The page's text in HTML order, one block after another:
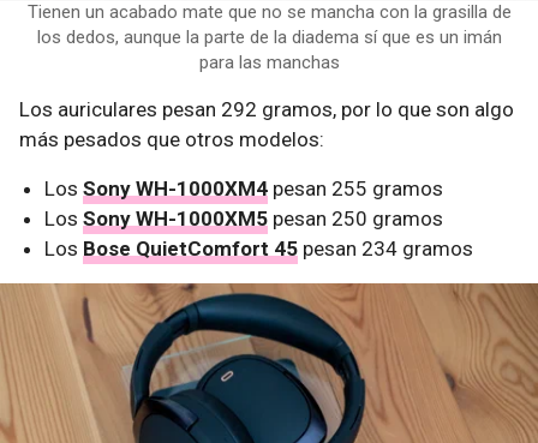
Tienen un acabado mate que no se mancha con la grasilla de
los dedos, aunque la parte de la diadema sí que es un imán
para las manchas
Los auriculares pesan 292 gramos, por lo que son algo
más pesados que otros modelos:
LosSony WH-1000XM4 pesan 255 gramos
LosSony WH-1000XM5 pesan 250 gramos
Los Bose QuietComfort 45 pesan 234 gramos